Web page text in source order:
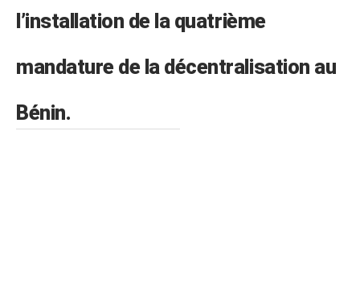
l’installation de la quatrième
mandature de la décentralisation au
Bénin.